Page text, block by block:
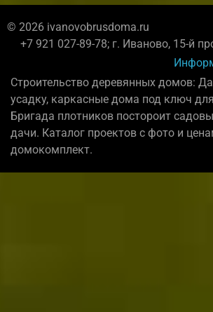
© 2026 ivanovobrusdoma.ru
+7 921 027-89-78; г. Иваново, 15-й
Строительство деревянных домов:
усадку, каркасные дома под ключ
Бригада плотников постороит
дачи. Каталог проектов с фото и
домокомплект.